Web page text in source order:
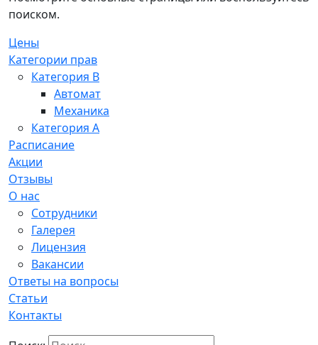
поиском.
Цены
Категории прав
Категория B
Автомат
Механика
Категория A
Расписание
Акции
Отзывы
О нас
Сотрудники
Галерея
Лицензия
Вакансии
Ответы на вопросы
Статьи
Контакты